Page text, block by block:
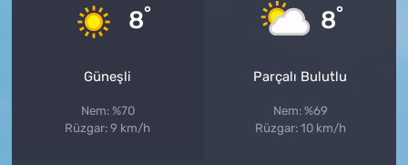
8°
Güneşli
Nem: %70
Rüzgar: 9 km/h
8°
Parçalı Bulutlu
Nem: %69
Rüzgar: 10 km/h